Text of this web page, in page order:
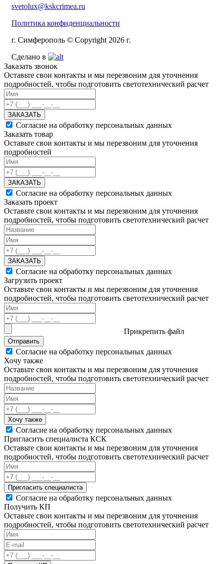
svetolux@kskcrimea.ru
Политика конфиденциальности
г. Симферополь © Copyright 2026 г.
Сделано в
Заказать звонок
Оставьте свои контакты и мы перезвоним для уточнения
подробностей, чтобы подготовить светотехнический расчет
ЗАКАЗАТЬ
Согласие на обработку персональных данных
Заказать товар
Оставьте свои контакты и мы перезвоним для уточнения
подробностей
ЗАКАЗАТЬ
Согласие на обработку персональных данных
Заказать проект
Оставьте свои контакты и мы перезвоним для уточнения
подробностей, чтобы подготовить светотехнический расчет
ЗАКАЗАТЬ
Согласие на обработку персональных данных
Загрузить проект
Оставьте свои контакты и мы перезвоним для уточнения
подробностей, чтобы подготовить светотехнический расчет
Прикрепить файл
Отправить
Согласие на обработку персональных данных
Хочу также
Оставьте свои контакты и мы перезвоним для уточнения
подробностей, чтобы подготовить светотехнический расчет
Хочу также
Согласие на обработку персональных данных
Пригласить специалиста КСК
Оставьте свои контакты и мы перезвоним для уточнения
подробностей, чтобы подготовить светотехнический расчет
Пригласить специалиста
Согласие на обработку персональных данных
Получить КП
Оставьте свои контакты и мы перезвоним для уточнения
подробностей, чтобы подготовить светотехнический расчет